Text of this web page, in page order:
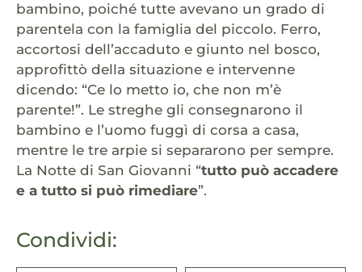
Condividi:
bambino, poiché tutte avevano un grado di
parentela con la famiglia del piccolo. Ferro,
accortosi dell’accaduto e giunto nel bosco,
approfittò della situazione e intervenne
dicendo: “Ce lo metto io, che non m’è
parente!”. Le streghe gli consegnarono il
bambino e l’uomo fuggì di corsa a casa,
mentre le tre arpie si separarono per sempre.
La Notte di San Giovanni “tutto può accadere
e a tutto si può rimediare”.